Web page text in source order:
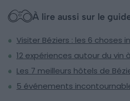
À lire aussi sur le
Visiter Béziers : les 6 choses
12 expériences autour du vin
Les 7 meilleurs hôtels de
5 événements